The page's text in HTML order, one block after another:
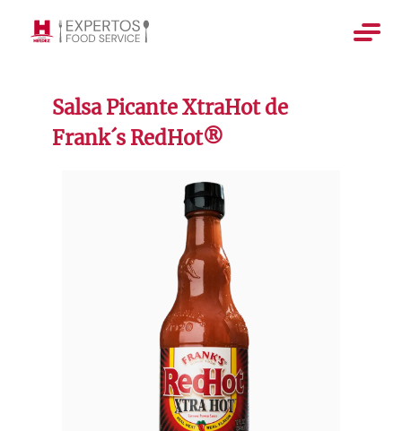
Salsa Picante XtraHot de
Frank´s RedHot®